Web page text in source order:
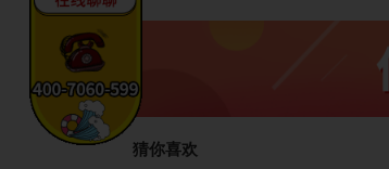
猜你喜欢